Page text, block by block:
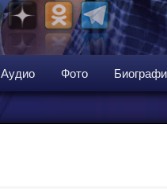
Аудио Фото